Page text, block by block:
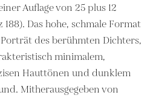
Auflage von 25 plus 12
Das hohe, schmale Format
des berühmten Dichters,
minimalem,
Hauttönen und dunklem
Mitherausgegeben von